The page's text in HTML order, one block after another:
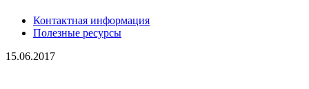
Контактная информация
Полезные ресурсы
15.06.2017